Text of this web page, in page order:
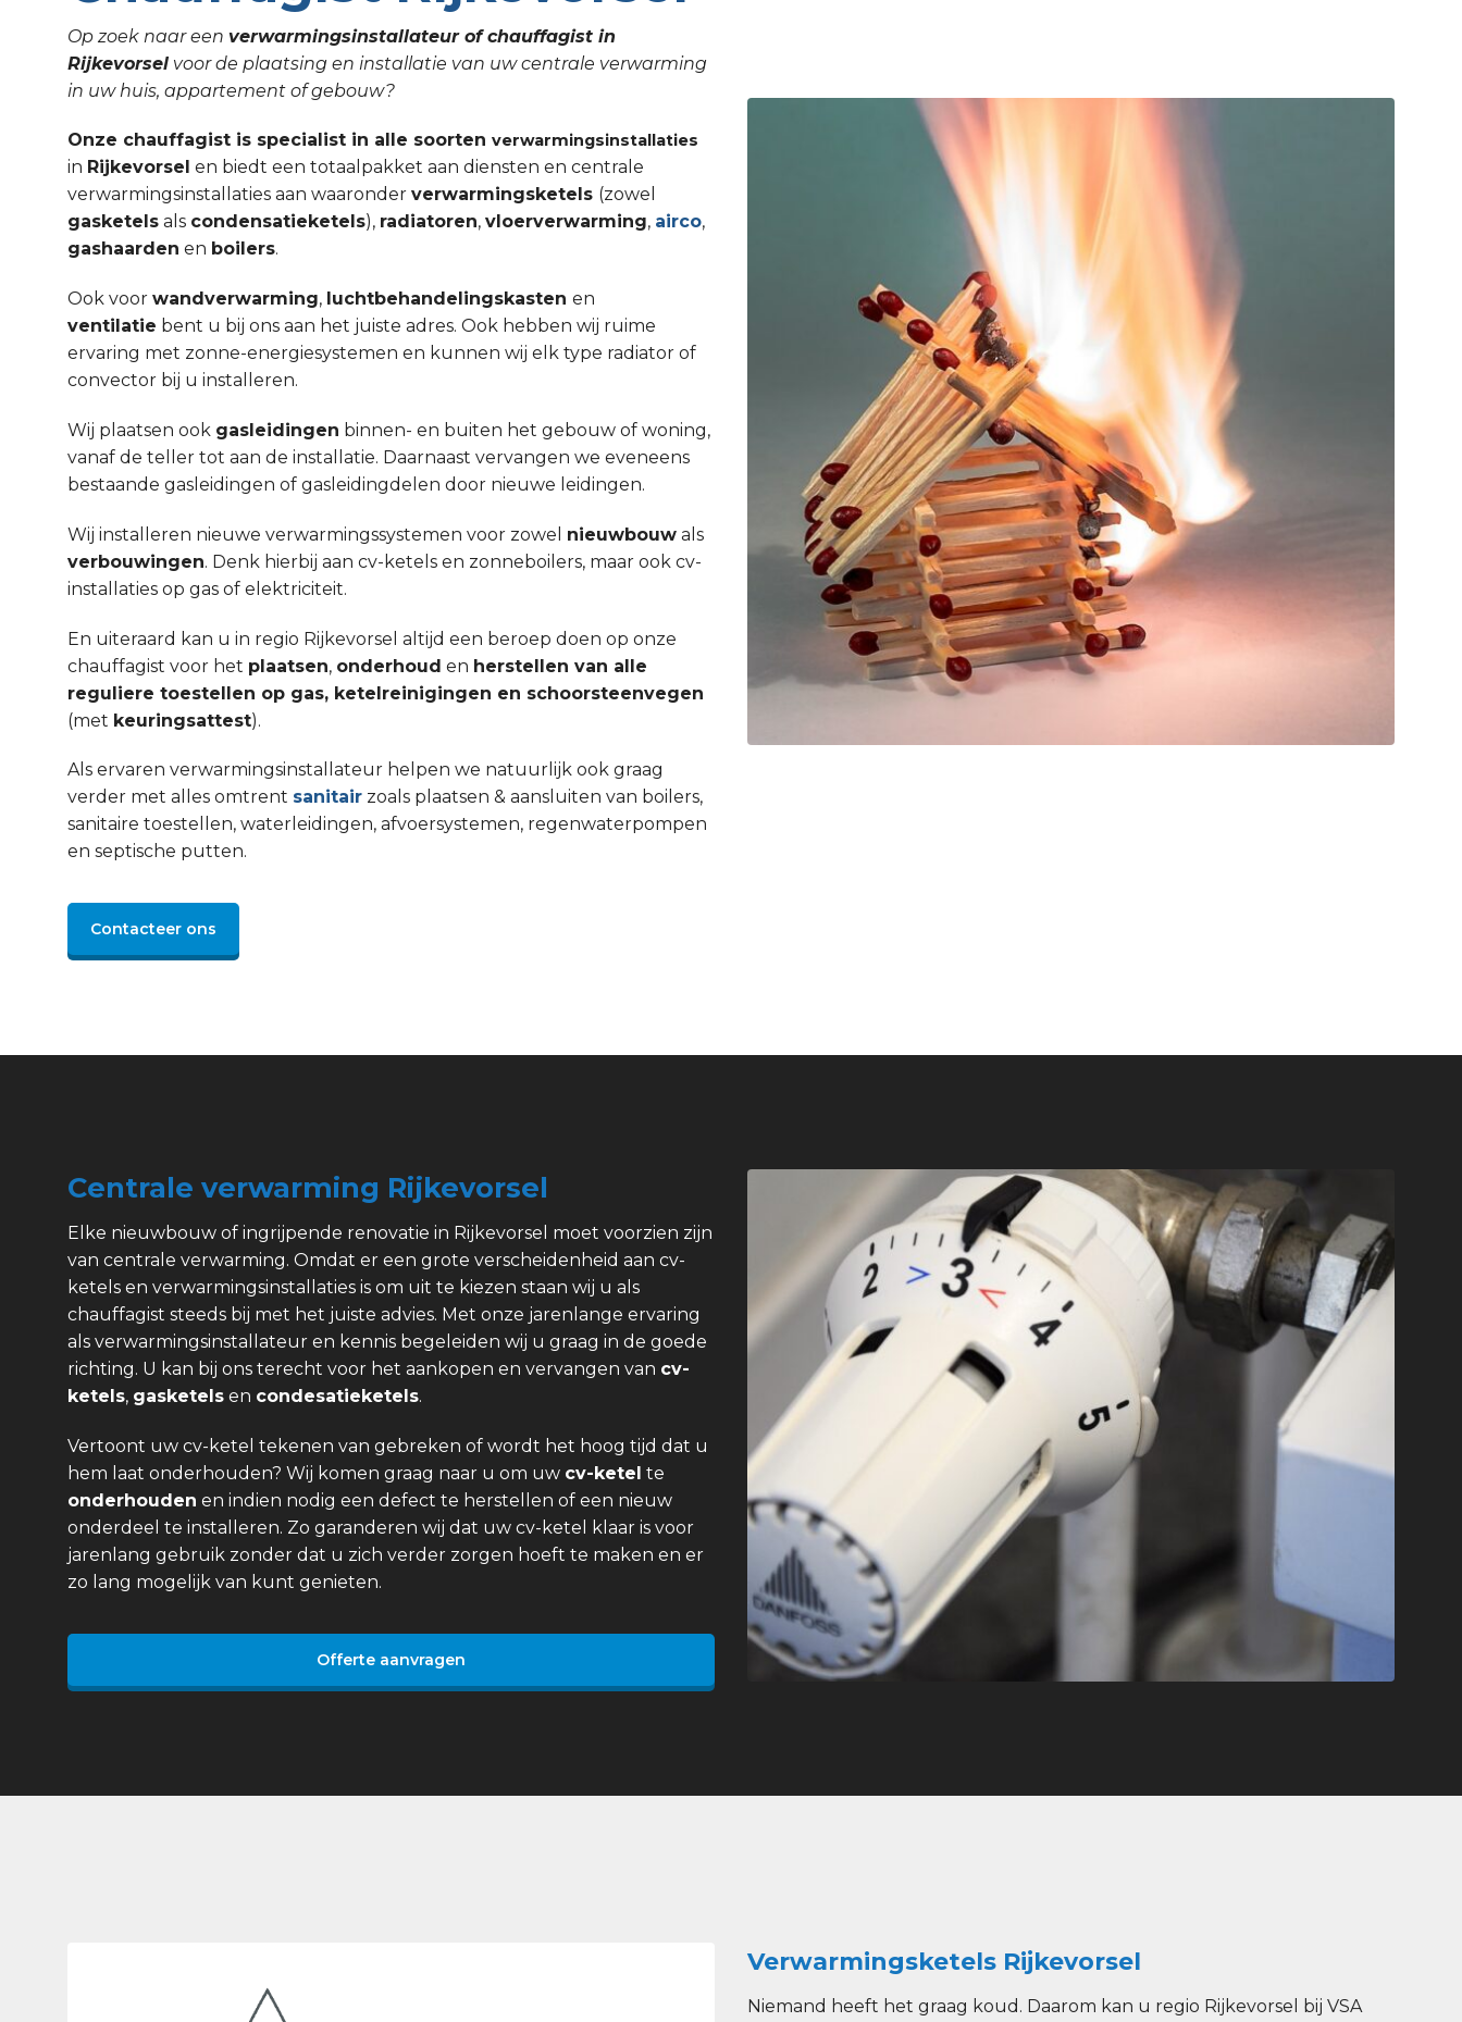
Op zoek naar een verwarmingsinstallateur of chauffagist in
Rijkevorsel voor de plaatsing en installatie van uw centrale verwarming
in uw huis, appartement of gebouw?
Onze chauffagist is specialist in alle soorten verwarmingsinstallaties
in Rijkevorsel en biedt een totaalpakket aan diensten en centrale
verwarmingsinstallaties aan waaronder verwarmingsketels (zowel
gasketels als condensatieketels), radiatoren, vloerverwarming, airco,
gashaarden en boilers.
Ook voor wandverwarming, luchtbehandelingskasten en
ventilatie bent u bij ons aan het juiste adres. Ook hebben wij ruime
ervaring met zonne-energiesystemen en kunnen wij elk type radiator of
convector bij u installeren.
Wij plaatsen ook gasleidingen binnen- en buiten het gebouw of woning,
vanaf de teller tot aan de installatie. Daarnaast vervangen we eveneens
bestaande gasleidingen of gasleidingdelen door nieuwe leidingen.
Wij installeren nieuwe verwarmingssystemen voor zowel nieuwbouw als
verbouwingen. Denk hierbij aan cv-ketels en zonneboilers, maar ook cv-
installaties op gas of elektriciteit.
En uiteraard kan u in regio Rijkevorsel altijd een beroep doen op onze
chauffagist voor het plaatsen, onderhoud en herstellen van alle
reguliere toestellen op gas, ketelreinigingen en schoorsteenvegen
(met keuringsattest).
Als ervaren verwarmingsinstallateur helpen we natuurlijk ook graag
verder met alles omtrent sanitair zoals plaatsen & aansluiten van boilers,
sanitaire toestellen, waterleidingen, afvoersystemen, regenwaterpompen
en septische putten.
Contacteer ons
Centrale verwarming Rijkevorsel
Elke nieuwbouw of ingrijpende renovatie in Rijkevorsel moet voorzien zijn
van centrale verwarming. Omdat er een grote verscheidenheid aan cv-
ketels en verwarmingsinstallaties is om uit te kiezen staan wij u als
chauffagist steeds bij met het juiste advies. Met onze jarenlange ervaring
als verwarmingsinstallateur en kennis begeleiden wij u graag in de goede
richting. U kan bij ons terecht voor het aankopen en vervangen van cv-
ketels, gasketels en condesatieketels.
Vertoont uw cv-ketel tekenen van gebreken of wordt het hoog tijd dat u
hem laat onderhouden? Wij komen graag naar u om uw cv-ketel te
onderhouden en indien nodig een defect te herstellen of een nieuw
onderdeel te installeren. Zo garanderen wij dat uw cv-ketel klaar is voor
jarenlang gebruik zonder dat u zich verder zorgen hoeft te maken en er
zo lang mogelijk van kunt genieten.
Offerte aanvragen
Verwarmingsketels Rijkevorsel
Niemand heeft het graag koud. Daarom kan u regio Rijkevorsel bij VSA